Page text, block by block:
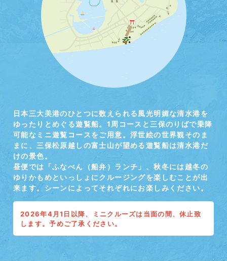
日本三大美港のひとつに数えられる風光明媚な清水港を
ゆったりとめぐる遊覧船。1周コースと三保のりばで乗降
可能なミニ遊覧コースをご用意。浮世絵の世界観そのま
まに、三保松原越しの富士山が望める遊覧船は清水港だ
けの景色。
昼便では「ふなべん（船弁）ランチ」、秋冬には越冬の
ゆりかもめといっしょにクルージングを楽しむことが出
来ます。シーンによってそれぞれにお楽しみください。
2026年4月1日以降、ミニクルーズは当面の間、休止致
します。予めご了承ください。